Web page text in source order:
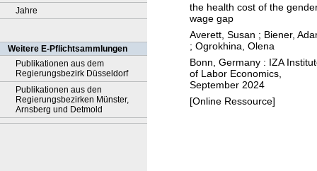
Jahre
Weitere E-Pflichtsammlungen
Publikationen aus dem
Regierungsbezirk Düsseldorf
Publikationen aus den
Regierungsbezirken Münster,
Arnsberg und Detmold
p
a
y
f
o
r
b
the health cost of the
wage gap
Averett, Susan ; Biener,
; Ogrokhina, Olena
Bonn, Germany : IZA
of Labor Economics,
September 2024
[Online Ressource]